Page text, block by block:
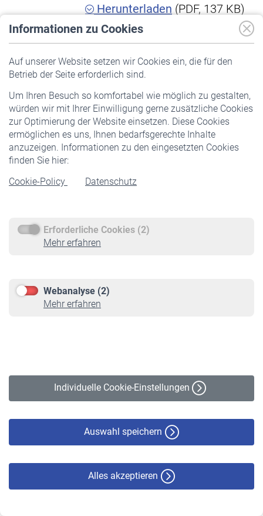
Herunterladen (PDF, 137 KB)
VBLdynamik Chance A, 3.
Quartal 2007
Factsheet VBLdynamik
Zuletzt aktualisiert: Thu Nov 15
23:00:00 UTC 2007
Quartal 2008
Factsheet VBLdynamik
22:00:00 UTC 2008
Herunterladen
Quartal 2009
Factsheet VBLdynamik
Zuletzt aktualisiert: Sun Aug 16
22:00:00 UTC 2009
Informationen zu Cookies
Auf unserer Website setzen wir Cookies ein, die für den
Betrieb der Seite erforderlich sind.
Um Ihren Besuch so komfortabel wie möglich zu gestalten,
würden wir mit Ihrer Einwilligung gerne zusätzliche Cookies
zur Optimierung der Website einsetzen. Diese Cookies
ermöglichen es uns, Ihnen bedarfsgerechte Inhalte
anzuzeigen. Informationen zu den eingesetzten Cookies
finden Sie hier:
Cookie-Policy
Datenschutz
Erforderliche Cookies (2)
Mehr erfahren
Webanalyse (2)
Mehr erfahren
Individuelle Cookie-Einstellungen
Auswahl speichern
Alles akzeptieren